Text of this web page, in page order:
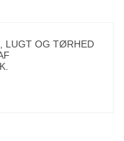
LUGT OG TØRHED